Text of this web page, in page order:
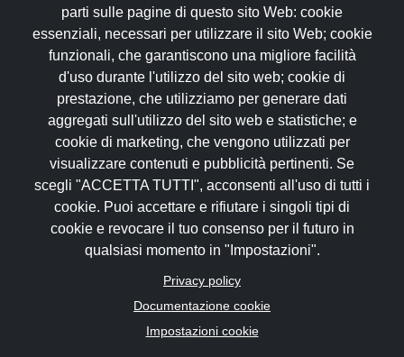
Prontobilgietto s.a.s.
- C.F. e P.IVA 110071001009
- Iscr. Reg. Imprese c/o C.C.I.A. di RM
- N. Rea RM-1276648
I servizi di Agenzia Viaggi sono gestiti in autonomia da Al di
là dei Sogni Viaggi di Honeymoon Travel srl
Denominazione AL DI LA` DEI SOGNI VIAGGI
- Ragione sociale Honeymoon Travel Srl
- Indirizzo sede legale: Largo San Luca Evangelista 6 -
00176 Roma RM
- Licenza: Aut. Reg. Lazio N.429 del 26/07/1999
- Polizza RC: UnipolSai n.1/72444/319/157594748
Privacy Policy
parti sulle pagine di questo sito Web: cookie
essenziali, necessari per utilizzare il sito Web; cookie
funzionali, che garantiscono una migliore facilità
d'uso durante l'utilizzo del sito web; cookie di
prestazione, che utilizziamo per generare dati
aggregati sull'utilizzo del sito web e statistiche; e
cookie di marketing, che vengono utilizzati per
visualizzare contenuti e pubblicità pertinenti. Se
scegli "ACCETTA TUTTI", acconsenti all'uso di tutti i
cookie. Puoi accettare e rifiutare i singoli tipi di
cookie e revocare il tuo consenso per il futuro in
qualsiasi momento in "Impostazioni".
Privacy policy
Documentazione cookie
Impostazioni cookie